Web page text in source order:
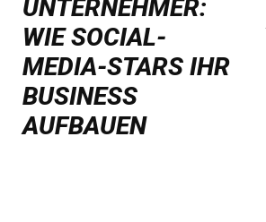
UNTERNEHMER:
WIE SOCIAL-
MEDIA-STARS IHR
BUSINESS
AUFBAUEN